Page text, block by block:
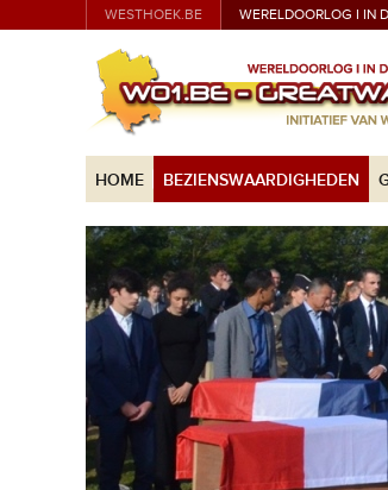
WESTHOEK.BE WERELDOORLOG I IN
HOME BEZIENSWAARDIGHEDEN